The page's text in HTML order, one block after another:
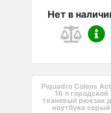
Нет в
Piquadro Coleos
16 л городской
тканевый рюкзак
ноутбука серый